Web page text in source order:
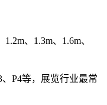
、1.3m、1.6m、
P4等，展览行业最常